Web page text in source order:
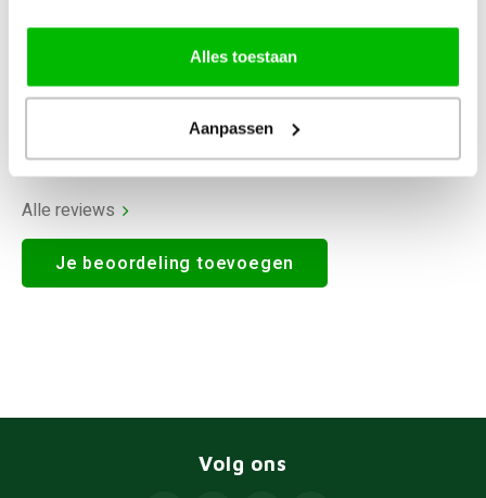
Alles toestaan
Aanpassen
0Reviews
Alle reviews
Je beoordeling toevoegen
Volg ons